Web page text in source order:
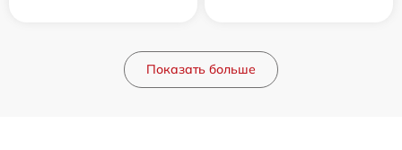
Показать больше